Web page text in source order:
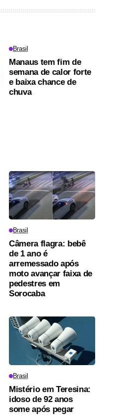
Brasil
Manaus tem fim de
semana de calor forte
e baixa chance de
chuva
Brasil
Câmera flagra: bebê
de 1 ano é
arremessado após
moto avançar faixa de
pedestres em
Sorocaba
Brasil
Mistério em Teresina:
idoso de 92 anos
some após pegar